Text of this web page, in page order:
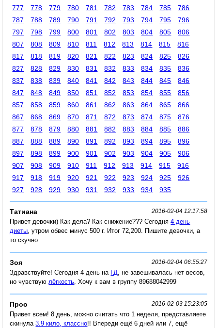
777
778 779 780 781 782 783 784 785
786
787
788 789 790 791 792 793 794 795
796
797
798 799 800 801 802 803 804 805
806
807
808 809 810 811 812 813 814 815
816
817
818 819 820 821 822 823 824 825
826
827
828 829 830 831 832 833 834 835
836
837
838 839 840 841 842 843 844 845
846
847
848 849 850 851 852 853 854 855
856
857
858 859 860 861 862 863 864 865
866
867
868 869 870 871 872 873 874 875
876
877
878 879 880 881 882 883 884 885
886
887
888 889 890 891 892 893 894 895
896
897
898 899 900 901 902 903 904 905
906
907
908 909 910 911 912 913 914 915
916
917
918 919 920 921 922 923 924 925
926
927
928 929 930 931 932 933 934 935
Татиана 2016-02-04 12:17:58
Привет девочки) Как дела? Как снижение??? Сегодня4 день
диеты , утром обвес минус 500 г. Итог 72,200. Пишите девочки, а
то скучно
Зоя 2016-02-04 06:55:27
Здравствуйте! Сегодня 4 день на ГД
, не завешивалась нет весов,
но чувствую лёгкость . Хочу к вам в группу 89688042999
Проо 2016-02-03 15:23:05
Привет всем! 8 день, можно считать что 1 неделя, представляете
скинула3.9 кило, классно!! Впереди ещё 6 дней или 7, ещё